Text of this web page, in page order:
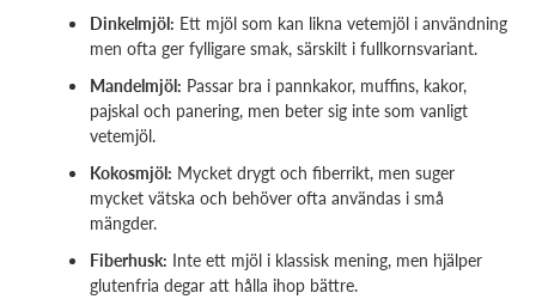
Dinkelmjöl: Ett mjöl som kan likna vetemjöl i användning
men ofta ger fylligare smak, särskilt i fullkornsvariant.
Mandelmjöl: Passar bra i pannkakor, muffins, kakor,
pajskal och panering, men beter sig inte som vanligt
vetemjöl.
Kokosmjöl: Mycket drygt och fiberrikt, men suger
mycket vätska och behöver ofta användas i små
mängder.
Fiberhusk: Inte ett mjöl i klassisk mening, men hjälper
glutenfria degar att hålla ihop bättre.